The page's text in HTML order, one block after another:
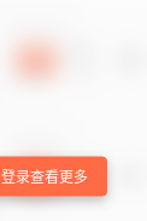
登录查看更多